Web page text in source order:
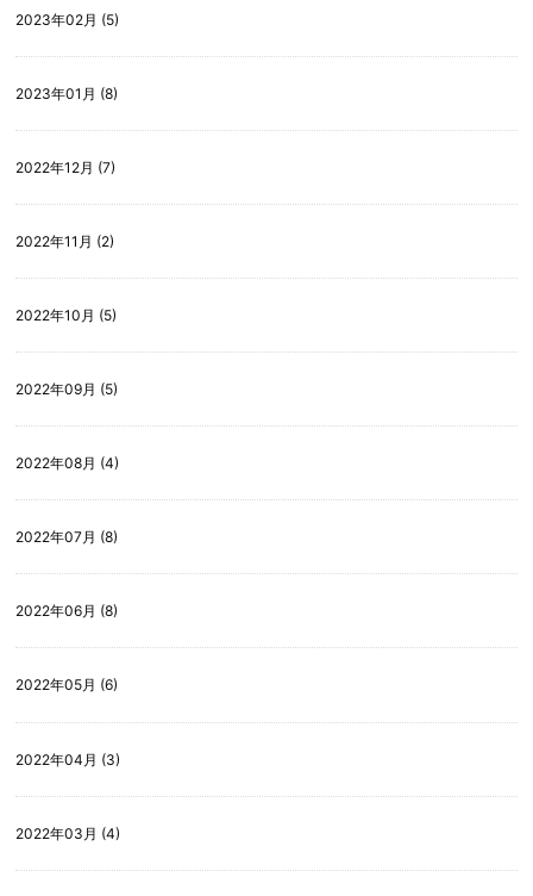
2023年02月 (5)
2023年01月 (8)
2022年12月 (7)
2022年11月 (2)
2022年10月 (5)
2022年09月 (5)
2022年08月 (4)
2022年07月 (8)
2022年06月 (8)
2022年05月 (6)
2022年04月 (3)
2022年03月 (4)